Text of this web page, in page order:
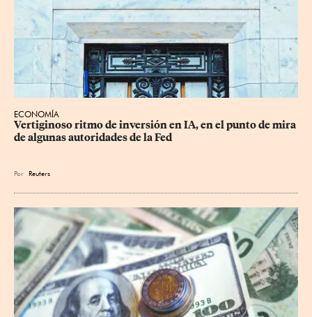
ECONOMÍA
Vertiginoso ritmo de inversión en IA, en el punto de mira
de algunas autoridades de la Fed
Por Reuters